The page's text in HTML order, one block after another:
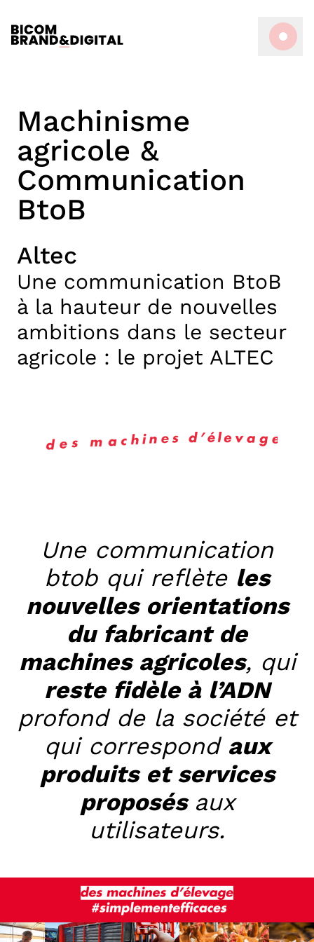
Machinisme
agricole &
Communication
BtoB
Altec
Une communication BtoB
à la hauteur de nouvelles
ambitions dans le secteur
agricole : le projet ALTEC
Une communication
btob qui reflète les
nouvelles orientations
du fabricant de
machines agricoles, qui
reste fidèle à l’ADN
profond de la société et
qui correspond aux
produits et services
proposés aux
utilisateurs.